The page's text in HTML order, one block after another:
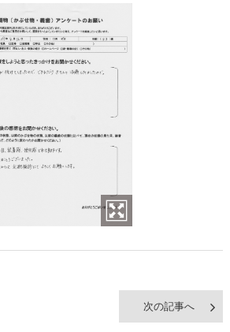
次の記事へ